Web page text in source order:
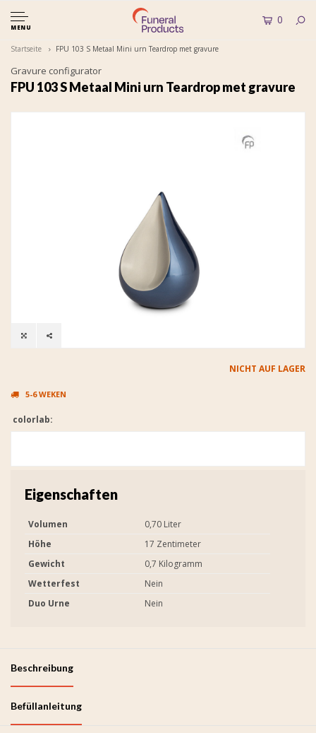
MENU
0
Startseite FPU 103 S Metaal Mini urn Teardrop met gravure
Gravure configurator
FPU 103 S Metaal Mini urn Teardrop met gravure
NICHT AUF LAGER
5-6 WEKEN
colorlab:
Eigenschaften
Volumen
0,70 Liter
Höhe
17 Zentimeter
Gewicht
0,7 Kilogramm
Wetterfest
Nein
Duo Urne
Nein
Beschreibung
Befüllanleitung